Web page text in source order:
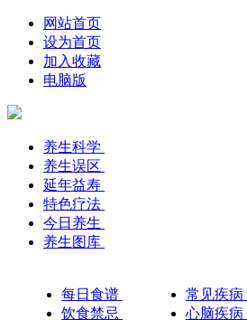
网站首页
设为首页
加入收藏
电脑版
养生科学
养生误区
延年益寿
特色疗法
今日养生
养生图库
每日食谱
饮食禁忌
常见疾病
心脑疾病